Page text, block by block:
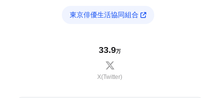
東京俳優生活協同組合
33.9万
X(Twitter)